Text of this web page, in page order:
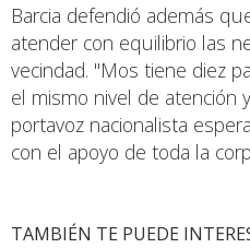
Barcia defendió además
atender con equilibrio las
vecindad. "Mos tiene diez
el mismo nivel de atención
portavoz nacionalista
con el apoyo de toda la corp
TAMBIÉN TE PUEDE